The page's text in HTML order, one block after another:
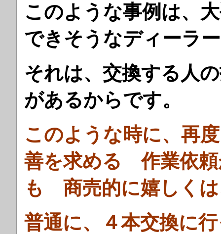
このような事例は、
できそうなディーラ
それは、交換する
があるからです。
このような時に、再
善を求める 作業依頼
も 商売的に嬉しく
普通に、４本交換に